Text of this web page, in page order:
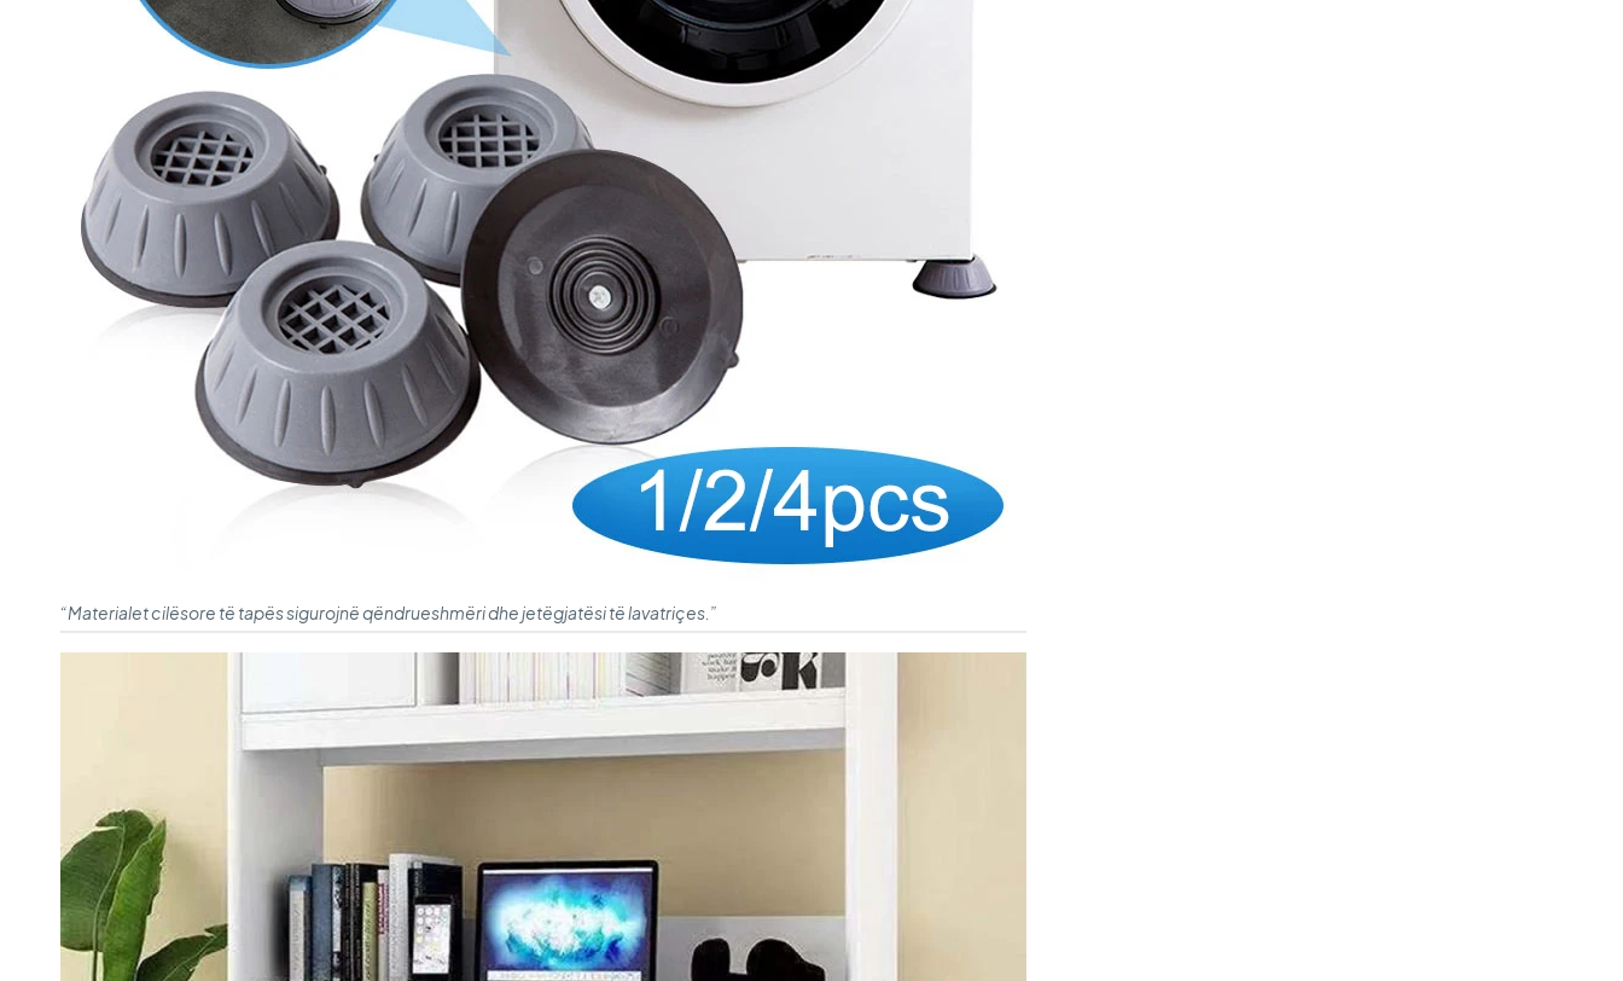
“Materialet cilësore të tapës sigurojnë qëndrueshmëri dhe jetëgjatësi të lavatriçes.”